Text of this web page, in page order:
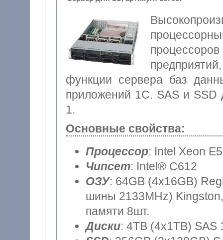
функции сервера баз
приложений 1C. SAS и
1.
Основные свойства:
Процессор: Intel Xeon
Чипсет: Intel® C612
ОЗУ: 64GB (4x16GB)
шины 2133MHz)
памяти 8шт.
Диски: 4TB (4x1TB) SAS